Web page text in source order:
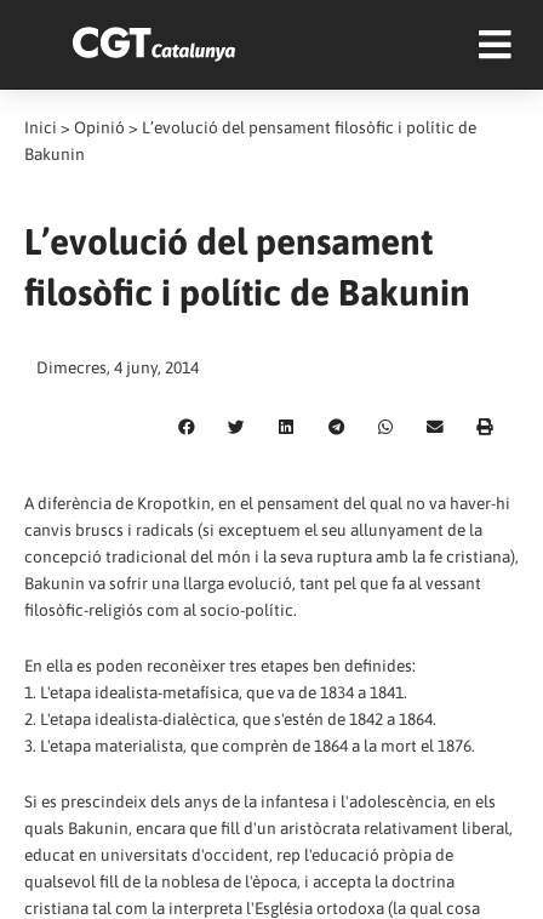
Inici > Opinió > L’evolució del pensament filosòfic i polític de
Bakunin
L’evolució del pensament
filosòfic i polític de Bakunin
Dimecres, 4 juny, 2014
A diferència de Kropotkin, en el pensament del qual no va haver-hi
canvis bruscs i radicals (si exceptuem el seu allunyament de la
concepció tradicional del món i la seva ruptura amb la fe cristiana),
Bakunin va sofrir una llarga evolució, tant pel que fa al vessant
filosòfic-religiós com al socio-polític.
En ella es poden reconèixer tres etapes ben definides:
1. L'etapa idealista-metafísica, que va de 1834 a 1841.
2. L'etapa idealista-dialèctica, que s'estén de 1842 a 1864.
3. L'etapa materialista, que comprèn de 1864 a la mort el 1876.
Si es prescindeix dels anys de la infantesa i l'adolescència, en els
quals Bakunin, encara que fill d'un aristòcrata relativament liberal,
educat en universitats d'occident, rep l'educació pròpia de
qualsevol fill de la noblesa de l'època, i accepta la doctrina
cristiana tal com la interpreta l'Església ortodoxa (la qual cosa